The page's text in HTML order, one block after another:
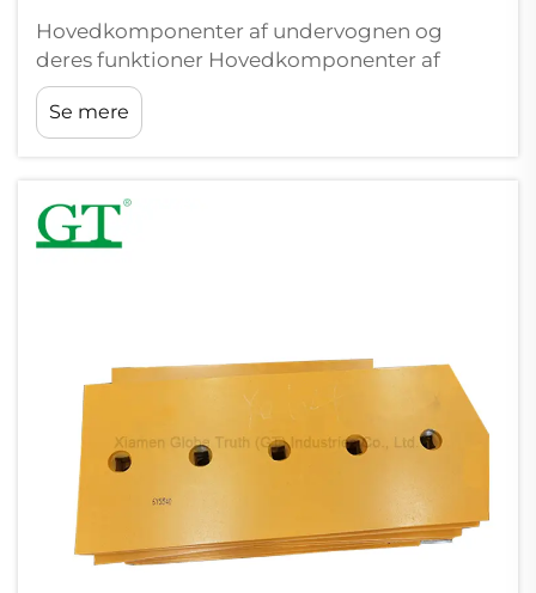
Hovedkomponenter af undervognen og
deres funktioner Hovedkomponenter af
undervognen: sporkæder, ruller,
tomgangere, tandhjul og sporsko
Undervognssystemet danner grundlaget for
minedrift...
Se mere